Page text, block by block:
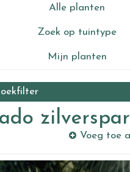
Alle planten
Zoek op tuintype
Mijn planten
zilverspar
Voeg toe